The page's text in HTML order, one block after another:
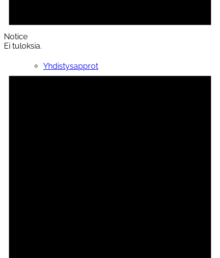
Yhdistysapprot
Notice
Ei tuloksia.